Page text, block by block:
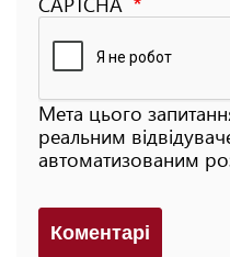
Мета цього
реальним
автоматизованим
Коментарi